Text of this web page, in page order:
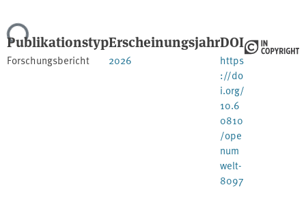
Publikationstyp
Forschungsbericht
Erscheinungsjahr
2026
DOI
https
://do
i.org/
10.6
0810
/ope
num
welt-
8097